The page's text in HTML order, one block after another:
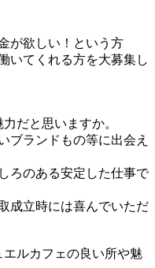
が欲しい！という方
いてくれる方を大募集し
だと思いますか。
ブランドもの等に出会え
ろのある安定した仕事で
成立時には喜んでいただ
ルカフェの良い所や魅